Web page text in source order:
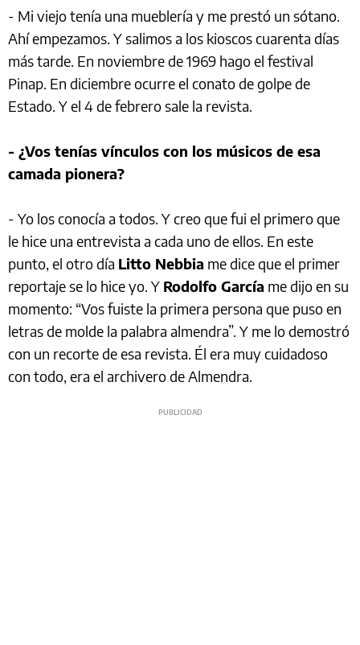
- Mi viejo tenía una mueblería y me prestó un sótano.
Ahí empezamos. Y salimos a los kioscos cuarenta días
más tarde. En noviembre de 1969 hago el festival
Pinap. En diciembre ocurre el conato de golpe de
Estado. Y el 4 de febrero sale la revista.
- ¿Vos tenías vínculos con los músicos de esa
camada pionera?
- Yo los conocía a todos. Y creo que fui el primero que
le hice una entrevista a cada uno de ellos. En este
punto, el otro día Litto Nebbia me dice que el primer
reportaje se lo hice yo. Y Rodolfo García me dijo en su
momento: “Vos fuiste la primera persona que puso en
letras de molde la palabra almendra”. Y me lo demostró
con un recorte de esa revista. Él era muy cuidadoso
con todo, era el archivero de Almendra.